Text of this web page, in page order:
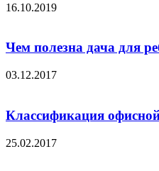
16.10.2019
Чем полезна дача для
03.12.2017
Классификация
25.02.2017